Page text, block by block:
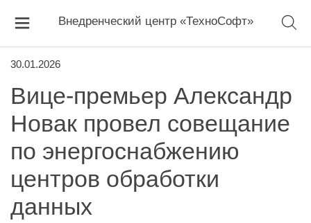
Внедренческий центр «ТехноСофт»
30.01.2026
Вице-премьер Александр
Новак провел совещание
по энергоснабжению
центров обработки
данных